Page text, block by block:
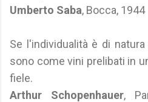
Umberto Saba, Bocca, 1944
Se l'individualità è di
sono come vini prelibati in
fiele.
Arthur Schopenhauer,